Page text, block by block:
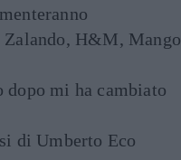
H&M, Mango
dopo mi ha cambiato
di Umberto Eco